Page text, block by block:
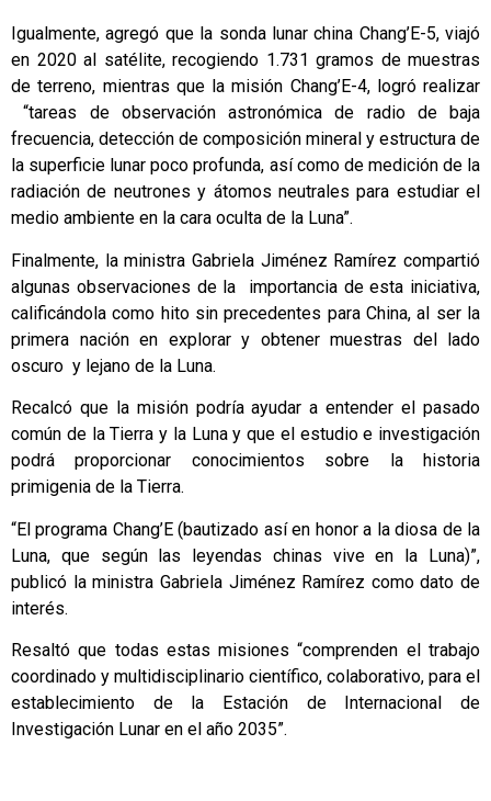
Igualmente, agregó que la sonda lunar china Chang’E-5, viajó
en 2020 al satélite, recogiendo 1.731 gramos de muestras
de terreno, mientras que la misión Chang’E-4, logró realizar
“tareas de observación astronómica de radio de baja
frecuencia, detección de composición mineral y estructura de
la superficie lunar poco profunda, así como de medición de la
radiación de neutrones y átomos neutrales para estudiar el
medio ambiente en la cara oculta de la Luna”.
Finalmente, la ministra Gabriela Jiménez Ramírez compartió
algunas observaciones de la importancia de esta iniciativa,
calificándola como hito sin precedentes para China, al ser la
primera nación en explorar y obtener muestras del lado
oscuro y lejano de la Luna.
Recalcó que la misión podría ayudar a entender el pasado
común de la Tierra y la Luna y que el estudio e investigación
podrá proporcionar conocimientos sobre la historia
primigenia de la Tierra.
“El programa Chang’E (bautizado así en honor a la diosa de la
Luna, que según las leyendas chinas vive en la Luna)”,
publicó la ministra Gabriela Jiménez Ramírez como dato de
interés.
Resaltó que todas estas misiones “comprenden el trabajo
coordinado y multidisciplinario científico, colaborativo, para el
establecimiento de la Estación de Internacional de
Investigación Lunar en el año 2035”.